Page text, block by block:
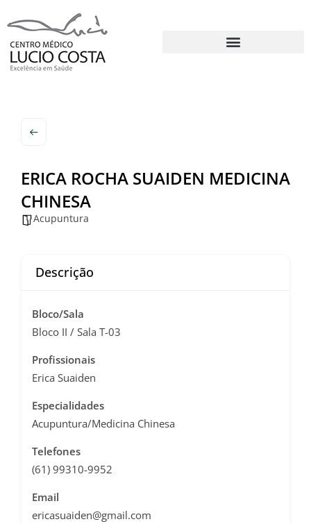
ERICA ROCHA SUAIDEN MEDICINA
CHINESA
Acupuntura
Descrição
Bloco/Sala
Bloco II / Sala T-03
Profissionais
Erica Suaiden
Especialidades
Acupuntura/Medicina Chinesa
Telefones
(61) 99310-9952
Email
ericasuaiden@gmail.com